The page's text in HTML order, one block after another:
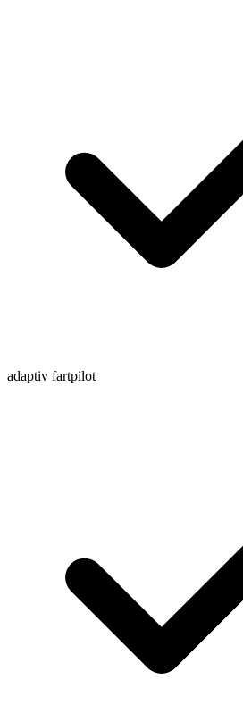
adaptiv fartpilot